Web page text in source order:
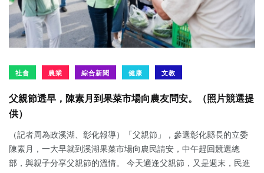
社會 農業 綜合新聞 健康 文教
父親節透早，陳素月到果菜市場向農友問安。（照片競選提
供）
（記者周為政溪湖、彰化報導）「父親節」，參選彰化縣長的立委
陳素月，一大早就到溪湖果菜市場向農民請安，中午趕回競選總
部，與親子分享父親節的溫情。 今天適逢父親節，又是週末，民進